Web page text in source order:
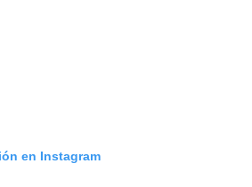
en Instagram